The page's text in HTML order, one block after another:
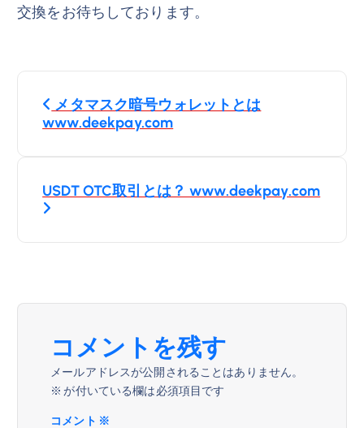
交換をお待ちしております。
投
稿
ビ
メタマスク暗号ウォレットとは
www.deekpay.com
USDT OTC取引とは？ www.deekpay.com
コメントを残す
メールアドレスが公開されることはありません。
※ が付いている欄は必須項目です
コメント ※